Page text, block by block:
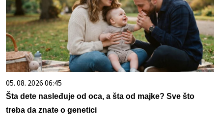
05. 08. 2026 06:45
Šta dete nasleđuje od oca, a šta od majke? Sve što
treba da znate o genetici